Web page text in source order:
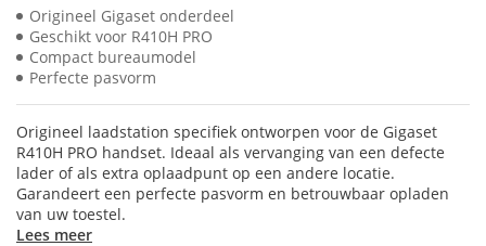
Origineel Gigaset onderdeel
Geschikt voor R410H PRO
Compact bureaumodel
Perfecte pasvorm
Origineel laadstation specifiek ontworpen voor de Gigaset
R410H PRO handset. Ideaal als vervanging van een defecte
lader of als extra oplaadpunt op een andere locatie.
Garandeert een perfecte pasvorm en betrouwbaar opladen
van uw toestel.
Lees meer